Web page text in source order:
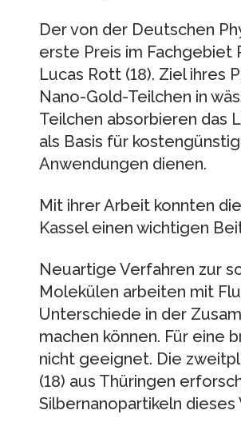
Der von der Deutschen
erste Preis im Fachgebiet
Lucas Rott (18). Ziel ihres
Nano-Gold-Teilchen in
Teilchen absorbieren das
als Basis für
Anwendungen dienen.
Mit ihrer Arbeit konnten
Kassel einen wichtigen
Neuartige Verfahren zur
Molekülen arbeiten mit
Unterschiede in der
machen können. Für eine
nicht geeignet. Die
(18) aus Thüringen
Silbernanopartikeln